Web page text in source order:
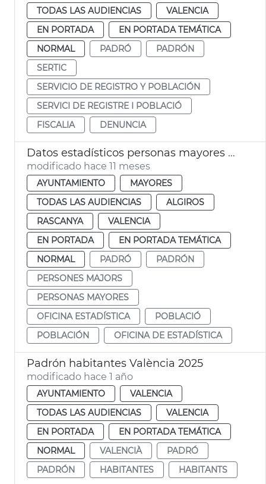
TODAS LAS AUDIENCIAS
VALENCIA
EN PORTADA
EN PORTADA TEMÁTICA
NORMAL
PADRÓ
PADRÓN
SERTIC
SERVICIO DE REGISTRO Y POBLACIÓN
SERVICI DE REGISTRE I POBLACIÓ
FISCALIA
DENUNCIA
Datos estadísticos personas mayores València
modificado hace 11 meses
AYUNTAMIENTO
MAYORES
TODAS LAS AUDIENCIAS
ALGIROS
RASCANYA
VALENCIA
EN PORTADA
EN PORTADA TEMÁTICA
NORMAL
PADRÓ
PADRÓN
PERSONES MAJORS
PERSONAS MAYORES
OFICINA ESTADÍSTICA
POBLACIÓ
POBLACIÓN
OFICINA DE ESTADÍSTICA
Padrón habitantes València 2025
modificado hace 1 año
AYUNTAMIENTO
VALENCIA
TODAS LAS AUDIENCIAS
VALENCIA
EN PORTADA
EN PORTADA TEMÁTICA
NORMAL
VALENCIÀ
PADRÓ
PADRÓN
HABITANTES HABITANTS